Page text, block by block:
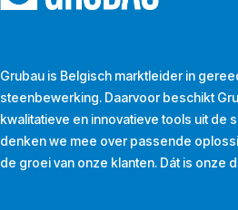
Grubau is Belgisch marktleider in
steenbewerking. Daarvoor beschikt
kwalitatieve en innovatieve tools uit de
denken we mee over passende
de groei van onze klanten. Dát is onze